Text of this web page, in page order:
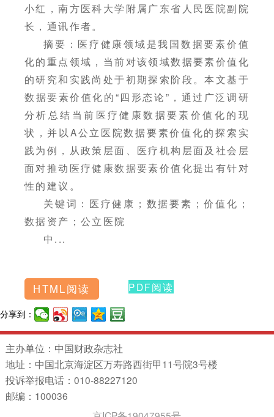
小红，南方医科大学附属广东省人民医院副院
长，通讯作者。
摘要：医疗健康领域是我国数据要素价值
化的重点领域，当前对该领域数据要素价值化
的研究和实践尚处于初期探索阶段。本文基于
数据要素价值化的“四形态论”，通过广泛调研
分析总结当前医疗健康数据要素价值化的现
状，并以A公立医院数据要素价值化的探索实
践为例，从政策层面、医疗机构层面及社会层
面对推动医疗健康数据要素价值化提出有针对
性的建议。
关键词：医疗健康；数据要素；价值化；
数据资产；公立医院
中...
HTML阅读 PDF阅读
分享到：
主办单位：中国财政杂志社
地址：中国北京海淀区万寿路西街甲11号院3号楼
投诉举报电话：010-88227120
邮编：100036